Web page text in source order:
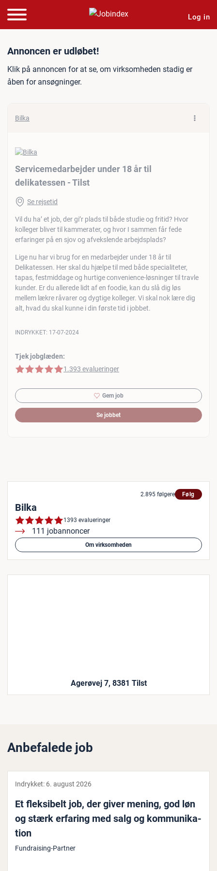
Log in
Jobannonce:
Annoncen er udløbet!
Klik på annoncen for at se, om virksomheden stadig er
åben for ansøgninger.
Bilka
Servicemedarbejder under 18 år til
delikatessen - Tilst
Se rejsetid
Vil du ha’ et job, der gi’r plads til både studie og fritid? Hvor
kolleger bliver til kammerater, og hvor I sammen får fede
erfaringer på en sjov og afvekslende arbejdsplads?
Lige nu har vi brug for en medarbejder under 18 år til
Delikatessen. Her skal du hjælpe til med både specialiteter,
tapas, festmiddage og hurtige convenience-løsninger til travle
kunder. Er du allerede lidt af en foodie, kan du slå dig løs
mellem lækre råvarer og dygtige kolleger. Vi skal nok lære dig
alt, hvad du skal kunne i din første tid i jobbet.
Tjek jobglæden:
5 af 5 stjerner
1.393 evalueringer
INDRYKKET: 17-07-2024
Gem job
Se jobbet
2.895 følgere Følg
Bilka
1393 evalueringer
111 jobannoncer
Om virksomheden
Agerøvej 7, 8381 Tilst
Anbefalede job
Indrykket: 6. august 2026
Et flek­si­belt job, der giver mening, god løn
og stærk erfaring med salg og kom­mu­ni­ka­
tion
Fundraising-Partner